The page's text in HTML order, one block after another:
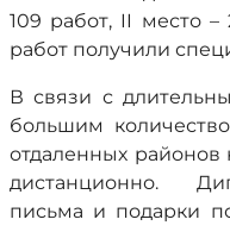
109 работ, II место
работ получили
В связи с
большим
отдаленных районов
дистанционно.
письма и подарки